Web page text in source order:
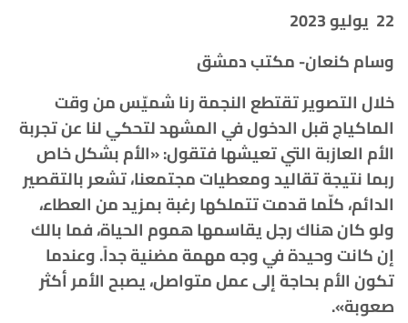
22 يوليو 2023
وسام كنعان- مكتب دمشق
خلال التصوير تقتطع النجمة رنا شميّس من وقت
الماكياج قبل الدخول في المشهد لتحكي لنا عن تجربة
الأم العازبة التي تعيشها فتقول: «الأم بشكل خاص
ربما نتيجة تقاليد ومعطيات مجتمعنا، تشعر بالتقصير
الدائم، كلّما قدمت تتملكها رغبة بمزيد من العطاء،
ولو كان هناك رجل يقاسمها هموم الحياة، فما بالك
إن كانت وحيدة في وجه مهمة مضنية جداً. وعندما
تكون الأم بحاجة إلى عمل متواصل، يصبح الأمر أكثر
صعوبة».